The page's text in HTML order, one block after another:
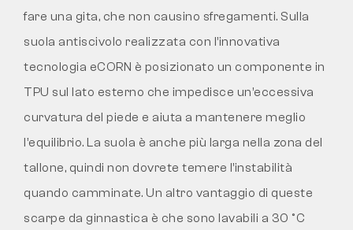
fare una gita, che non causino sfregamenti. Sulla
suola antiscivolo realizzata con l’innovativa
tecnologia eCORN è posizionato un componente in
TPU sul lato esterno che impedisce un’eccessiva
curvatura del piede e aiuta a mantenere meglio
l’equilibrio. La suola è anche più larga nella zona del
tallone, quindi non dovrete temere l’instabilità
quando camminate. Un altro vantaggio di queste
scarpe da ginnastica è che sono lavabili a 30 °C